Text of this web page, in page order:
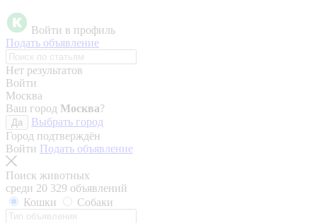
Войти в профиль
Подать объявление
Нет результатов
Войти
Москва
Ваш город Москва?
Да
Выбрать город
Город подтверждён
Войти Подать объявление
Поиск животных
среди 20 329 объявлений
Кошки
Собаки